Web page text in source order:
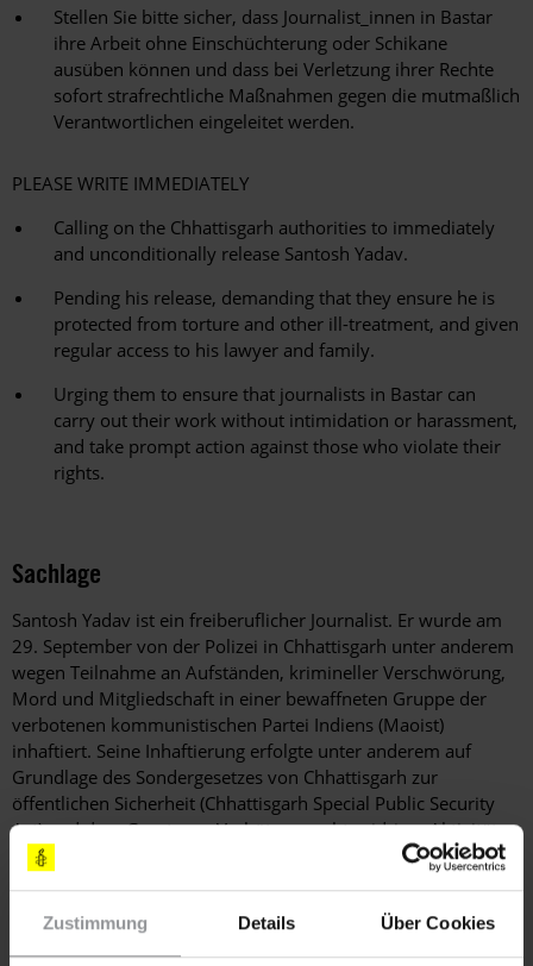
Zustimmung Details Über Cookies
Stellen Sie bitte sicher, dass Journalist_innen in Bastar
ihre Arbeit ohne Einschüchterung oder Schikane
ausüben können und dass bei Verletzung ihrer Rechte
sofort strafrechtliche Maßnahmen gegen die mutmaßlich
Verantwortlichen eingeleitet werden.
PLEASE WRITE IMMEDIATELY
Calling on the Chhattisgarh authorities to immediately
and unconditionally release Santosh Yadav.
Pending his release, demanding that they ensure he is
protected from torture and other ill-treatment, and given
regular access to his lawyer and family.
Urging them to ensure that journalists in Bastar can
carry out their work without intimidation or harassment,
and take prompt action against those who violate their
rights.
Sachlage
Santosh Yadav ist ein freiberuflicher Journalist. Er wurde am
29. September von der Polizei in Chhattisgarh unter anderem
wegen Teilnahme an Aufständen, krimineller Verschwörung,
Mord und Mitgliedschaft in einer bewaffneten Gruppe der
verbotenen kommunistischen Partei Indiens (Maoist)
inhaftiert. Seine Inhaftierung erfolgte unter anderem auf
Grundlage des Sondergesetzes von Chhattisgarh zur
öffentlichen Sicherheit (Chhattisgarh Special Public Security
Act) und dem Gesetz zur Verhütung rechtswidriger Aktivitäten
(Unlawful Activities (Prevention) Act). Beide Gesetze verstoßen
International geht davon aus, dass Santosh Yadav aufgrund
seiner Arbeit in der indigenen Gemeinschaft der Adivasi im
Distrikt Bastar in Chhattisgarh zur Zielscheibe der Behörden